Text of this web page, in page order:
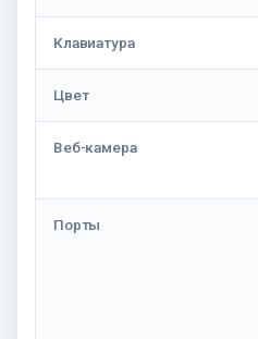
Клавиатура
Цвет
Веб-камера
Порты